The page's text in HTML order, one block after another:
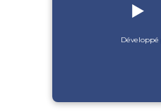
▶️
Développé